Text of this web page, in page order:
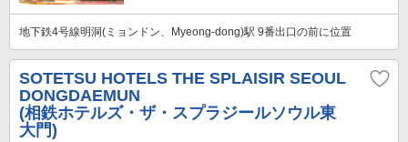
地下鉄4号線明洞(ミョンドン、Myeong-dong)駅 9番出口の前に位置
SOTETSU HOTELS THE SPLAISIR SEOUL
DONGDAEMUN
(相鉄ホテルズ・ザ・スプラジールソウル東
大門)